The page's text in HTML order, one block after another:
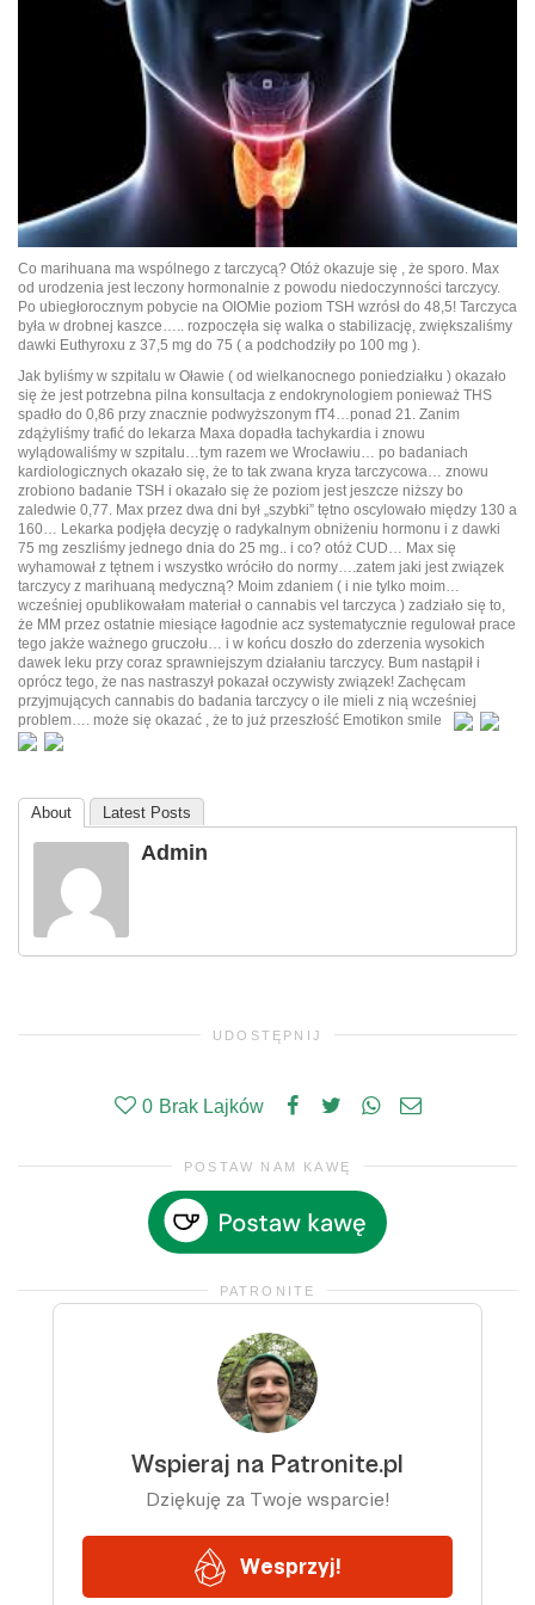
Co marihuana ma wspólnego z tarczycą? Otóż okazuje się , że sporo. Max
od urodzenia jest leczony hormonalnie z powodu niedoczynności tarczycy.
Po ubiegłorocznym pobycie na OIOMie poziom TSH wzrósł do 48,5! Tarczyca
była w drobnej kaszce….. rozpoczęła się walka o stabilizację, zwiększaliśmy
dawki Euthyroxu z 37,5 mg do 75 ( a podchodziły po 100 mg ).
Jak byliśmy w szpitalu w Oławie ( od wielkanocnego poniedziałku ) okazało
się że jest potrzebna pilna konsultacja z endokrynologiem ponieważ THS
spadło do 0,86 przy znacznie podwyższonym fT4…ponad 21. Zanim
zdążyliśmy trafić do lekarza Maxa dopadła tachykardia i znowu
wylądowaliśmy w szpitalu…tym razem we Wrocławiu… po badaniach
kardiologicznych okazało się, że to tak zwana kryza tarczycowa… znowu
zrobiono badanie TSH i okazało się że poziom jest jeszcze niższy bo
zaledwie 0,77. Max przez dwa dni był „szybki” tętno oscylowało między 130 a
160… Lekarka podjęła decyzję o radykalnym obniżeniu hormonu i z dawki
75 mg zeszliśmy jednego dnia do 25 mg.. i co? otóż CUD… Max się
wyhamował z tętnem i wszystko wróciło do normy….zatem jaki jest związek
tarczycy z marihuaną medyczną? Moim zdaniem ( i nie tylko moim…
wcześniej opublikowałam materiał o cannabis vel tarczyca ) zadziało się to,
że MM przez ostatnie miesiące łagodnie acz systematycznie regulował prace
tego jakże ważnego gruczołu… i w końcu doszło do zderzenia wysokich
dawek leku przy coraz sprawniejszym działaniu tarczycy. Bum nastąpił i
oprócz tego, że nas nastraszył pokazał oczywisty związek! Zachęcam
przyjmujących cannabis do badania tarczycy o ile mieli z nią wcześniej
problem…. może się okazać , że to już przeszłość Emotikon smile
About Latest Posts
Admin
UDOSTĘPNIJ
0 Brak Lajków
POSTAW NAM KAWĘ
PATRONITE